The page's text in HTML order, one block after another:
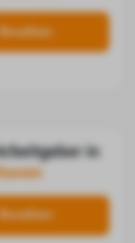
Ansehen
in
Ansehen